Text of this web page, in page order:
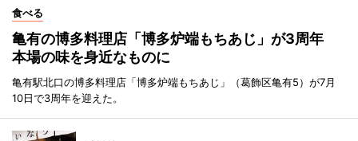
食べる
亀有の博多料理店「博多炉端もちあじ」が3周年
本場の味を身近なものに
亀有駅北口の博多料理店「博多炉端もちあじ」（葛飾区亀有5）が7月
10日で3周年を迎えた。